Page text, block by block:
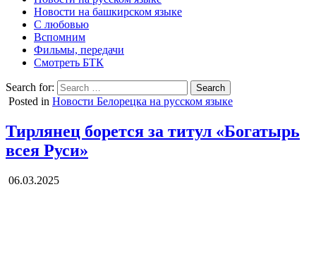
Новости на башкирском языке
С любовью
Вспомним
Фильмы, передачи
Смотреть БТК
Search for:
Posted in Новости Белорецка на русском языке
Тирлянец борется за титул «Богатырь
всея Руси»
06.03.2025